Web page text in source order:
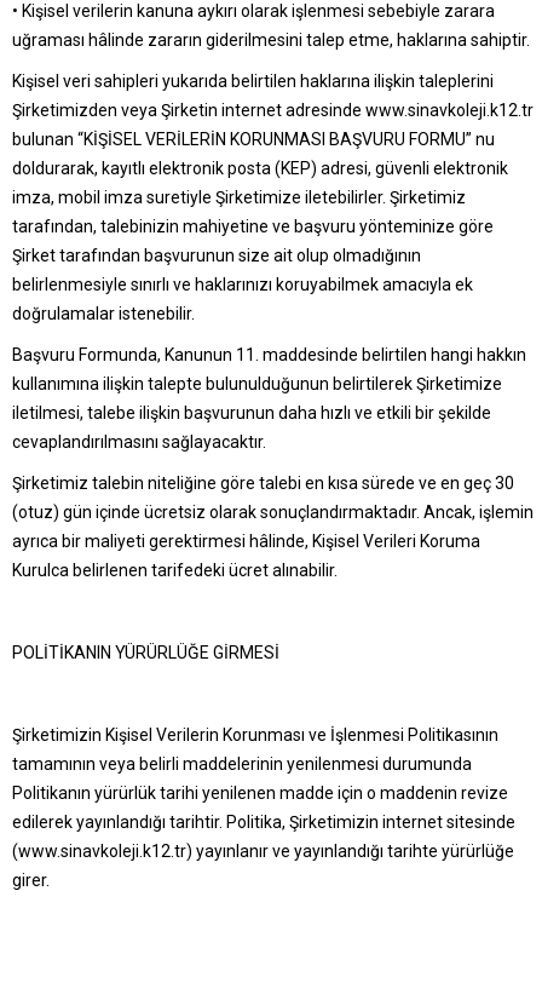
• Kişisel verilerin kanuna aykırı olarak işlenmesi sebebiyle zarara
uğraması hâlinde zararın giderilmesini talep etme, haklarına sahiptir.
Kişisel veri sahipleri yukarıda belirtilen haklarına ilişkin taleplerini
Şirketimizden veya Şirketin internet adresinde www.sinavkoleji.k12.tr
bulunan “KİŞİSEL VERİLERİN KORUNMASI BAŞVURU FORMU” nu
doldurarak, kayıtlı elektronik posta (KEP) adresi, güvenli elektronik
imza, mobil imza suretiyle Şirketimize iletebilirler. Şirketimiz
tarafından, talebinizin mahiyetine ve başvuru yönteminize göre
Şirket tarafından başvurunun size ait olup olmadığının
belirlenmesiyle sınırlı ve haklarınızı koruyabilmek amacıyla ek
doğrulamalar istenebilir.
Başvuru Formunda, Kanunun 11. maddesinde belirtilen hangi hakkın
kullanımına ilişkin talepte bulunulduğunun belirtilerek Şirketimize
iletilmesi, talebe ilişkin başvurunun daha hızlı ve etkili bir şekilde
cevaplandırılmasını sağlayacaktır.
Şirketimiz talebin niteliğine göre talebi en kısa sürede ve en geç 30
(otuz) gün içinde ücretsiz olarak sonuçlandırmaktadır. Ancak, işlemin
ayrıca bir maliyeti gerektirmesi hâlinde, Kişisel Verileri Koruma
Kurulca belirlenen tarifedeki ücret alınabilir.
POLİTİKANIN YÜRÜRLÜĞE GİRMESİ
Şirketimizin Kişisel Verilerin Korunması ve İşlenmesi Politikasının
tamamının veya belirli maddelerinin yenilenmesi durumunda
Politikanın yürürlük tarihi yenilenen madde için o maddenin revize
edilerek yayınlandığı tarihtir. Politika, Şirketimizin internet sitesinde
(www.sinavkoleji.k12.tr) yayınlanır ve yayınlandığı tarihte yürürlüğe
girer.